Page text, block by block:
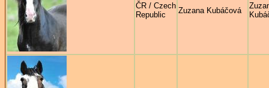
ČR / Czech
Republic
Zuzana Kubáčová